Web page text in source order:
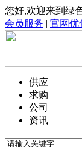
您好,欢迎来到绿
会员服务 | 官网优
供应|
求购|
公司 |
资讯